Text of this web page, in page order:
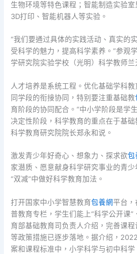
生物环境等特色课程；智能制造实验
3D打印、智能机器人等实验。
“我们要通过具体的实践活动、真实的
受科学的魅力，提高科学素养。”参观
学研究院实验学校（光明）科学教师兰
人才培养是系统工程。优化基础学科
同学段的衔接协同，特别要注重基础教
育阶段的协同配合。“中小学阶段是学
决定性阶段，科学教育的重点在于基
科学教育研究院院长郑永和说。
激发青少年好奇心、想象力、探求欲包
家潜质、愿意献身科学研究事业的青
“双减”中做好科学教育加法。
打开国家中小学智慧教育包養網平台，
普教育专栏，学生们能上“科学公开课
育部基础教育司负责人介绍，完善课
等政策措施已逐步落地。据介绍，
案和课程标准中，小学科学与初中科